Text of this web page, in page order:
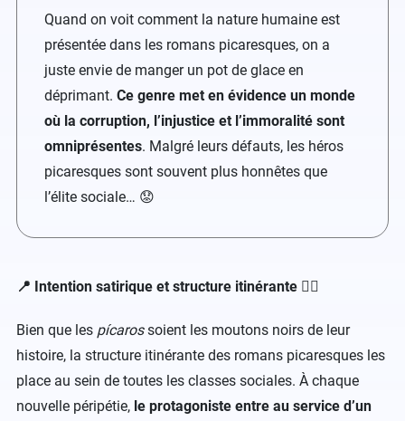
Quand on voit comment la nature humaine est
présentée dans les romans picaresques, on a
juste envie de manger un pot de glace en
déprimant. Ce genre met en évidence un monde
où la corruption, l’injustice et l’immoralité sont
omniprésentes. Malgré leurs défauts, les héros
picaresques sont souvent plus honnêtes que
l’élite sociale… 😟
📍 Intention satirique et structure itinérante 🚶‍♂️
Bien que les pícarossoient les moutons noirs de leur
histoire, la structure itinérante des romans picaresques les
place au sein de toutes les classes sociales. À chaque
nouvelle péripétie, le protagoniste entre au service d’un